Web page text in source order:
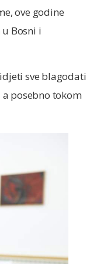
ove godine
Bosni i
sve blagodati
posebno tokom